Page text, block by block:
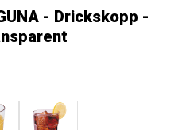
- Drickskopp -